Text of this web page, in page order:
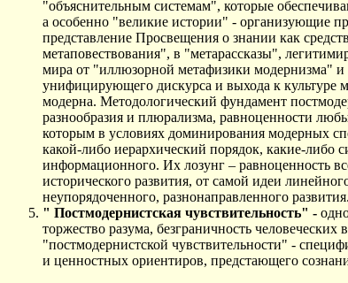
"объяснительным системам", которые
а особенно "великие истории" - организующие
представление Просвещения о знании как
метаповествования", в "метарассказы",
мира от "иллюзорной метафизики модернизма"
унифицирующего дискурса и выхода к культуре
модерна. Методологический фундамент
разнообразия и плюрализма, равноценности
которым в условиях доминирования модерных
какой-либо иерархический порядок, какие-либо
информационного. Их лозунг – равноценность
исторического развития, от самой идеи
неупорядоченного, разнонаправленного развития.
" Постмодернистская чувствительность" -
торжество разума, безграничность
"постмодернистской чувствительности" -
и ценностных ориентиров, предстающего